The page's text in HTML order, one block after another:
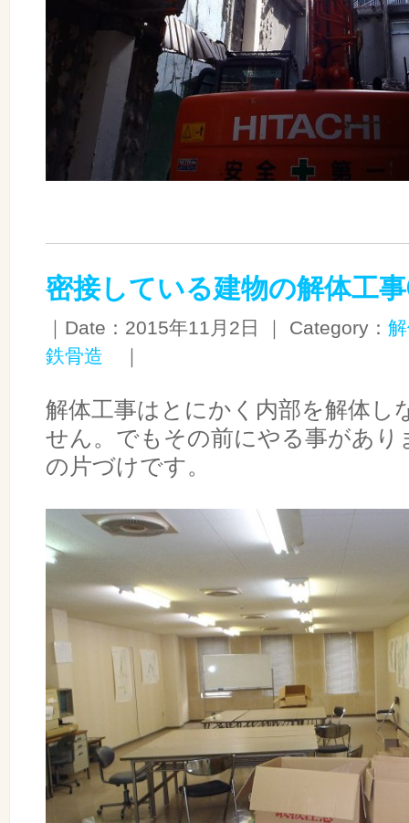
密接している建物の解体工
｜Date：2015年11月2日 ｜ Category：
鉄骨造 ｜
解体工事はとにかく内部を解体し
せん。でもその前にやる事があり
の片づけです。